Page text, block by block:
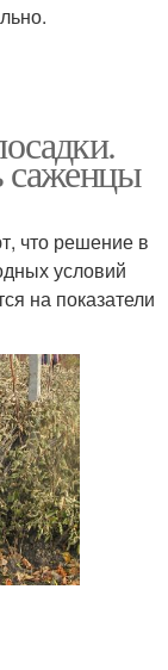
саженцы
что решение в
условий
на показатели